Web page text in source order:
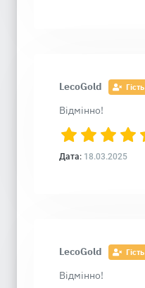
LecoGold Гість
Відмінно!
Дата: 18.03.2025
LecoGold Гість
Відмінно!